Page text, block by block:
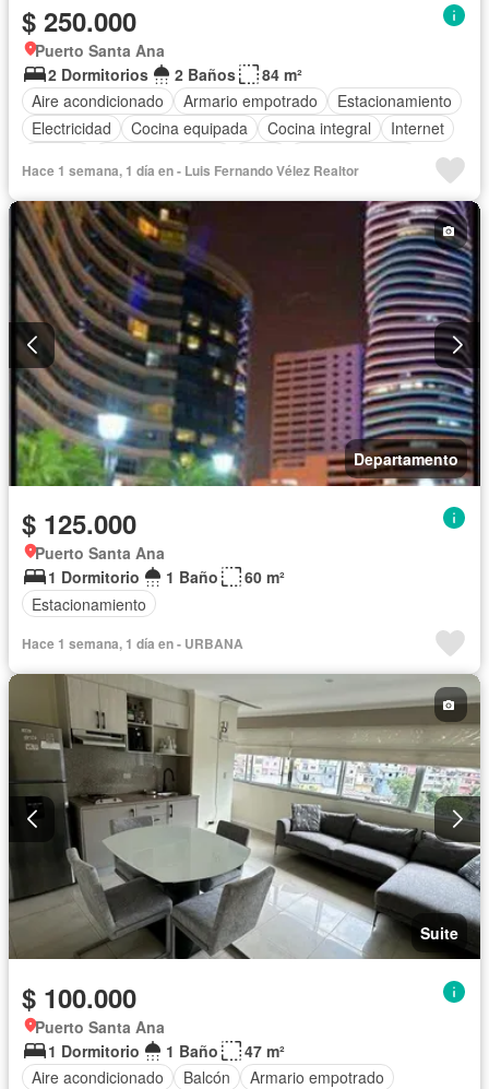
$ 250.000
Puerto Santa Ana
2 Dormitorios
2 Baños
84 m²
Aire acondicionado
Armario empotrado
Estacionamiento
Electricidad
Cocina equipada Cocina integral
Internet
Conserje
Acceso para personas con discapacidad
Parrilla
Garita de guardianía
Ascensor
Sauna
Seguridad Piscina Completamente amoblado
Hace 1 semana, 1 día en - Luis Fernando Vélez Realtor
Departamento
$ 125.000
Puerto Santa Ana
1 Dormitorio
1 Baño
60 m²
Estacionamiento
Hace 1 semana, 1 día en - URBANA
Suite
$ 100.000
Puerto Santa Ana
1 Dormitorio
1 Baño
47 m²
Aire acondicionado
Balcón Armario empotrado